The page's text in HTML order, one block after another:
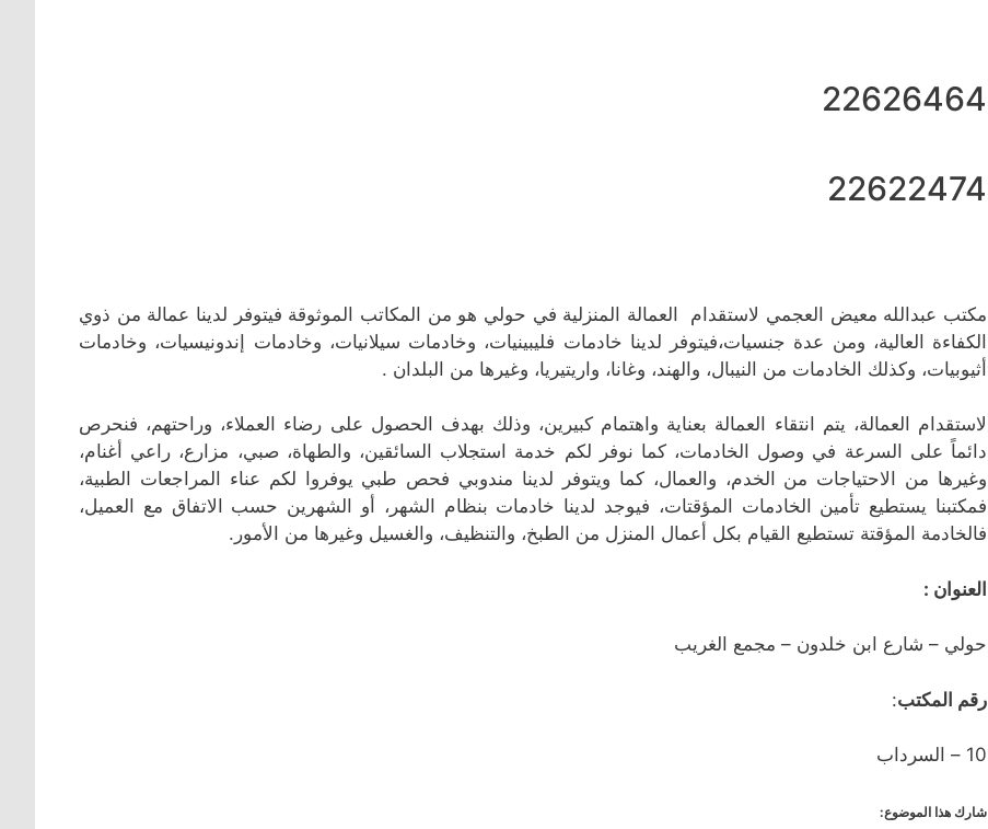
22626464
22622474
مكتب عبدالله معيض العجمي لاستقدام العمالة المنزلية في حولي هو من المكاتب الموثوقة فيتوفر لدينا عمالة من ذوي
الكفاءة العالية، ومن عدة جنسيات،فيتوفر لدينا خادمات فليبينيات، وخادمات سيلانيات، وخادمات إندونيسيات، وخادمات
أثيوبيات، وكذلك الخادمات من النيبال، والهند، وغانا، واريتيريا، وغيرها من البلدان .
لاستقدام العمالة، يتم انتقاء العمالة بعناية واهتمام كبيرين، وذلك بهدف الحصول على رضاء العملاء، وراحتهم، فنحرص
دائماً على السرعة في وصول الخادمات، كما نوفر لكم خدمة استجلاب السائقين، والطهاة، صبي، مزارع، راعي أغنام،
وغيرها من الاحتياجات من الخدم، والعمال، كما ويتوفر لدينا مندوبي فحص طبي يوفروا لكم عناء المراجعات الطبية،
فمكتبنا يستطيع تأمين الخادمات المؤقتات، فيوجد لدينا خادمات بنظام الشهر، أو الشهرين حسب الاتفاق مع العميل،
فالخادمة المؤقتة تستطيع القيام بكل أعمال المنزل من الطبخ، والتنظيف، والغسيل وغيرها من الأمور.
العنوان :
حولي – شارع ابن خلدون – مجمع الغريب
رقم المكتب:
10 – السرداب
شارك هذا الموضوع: